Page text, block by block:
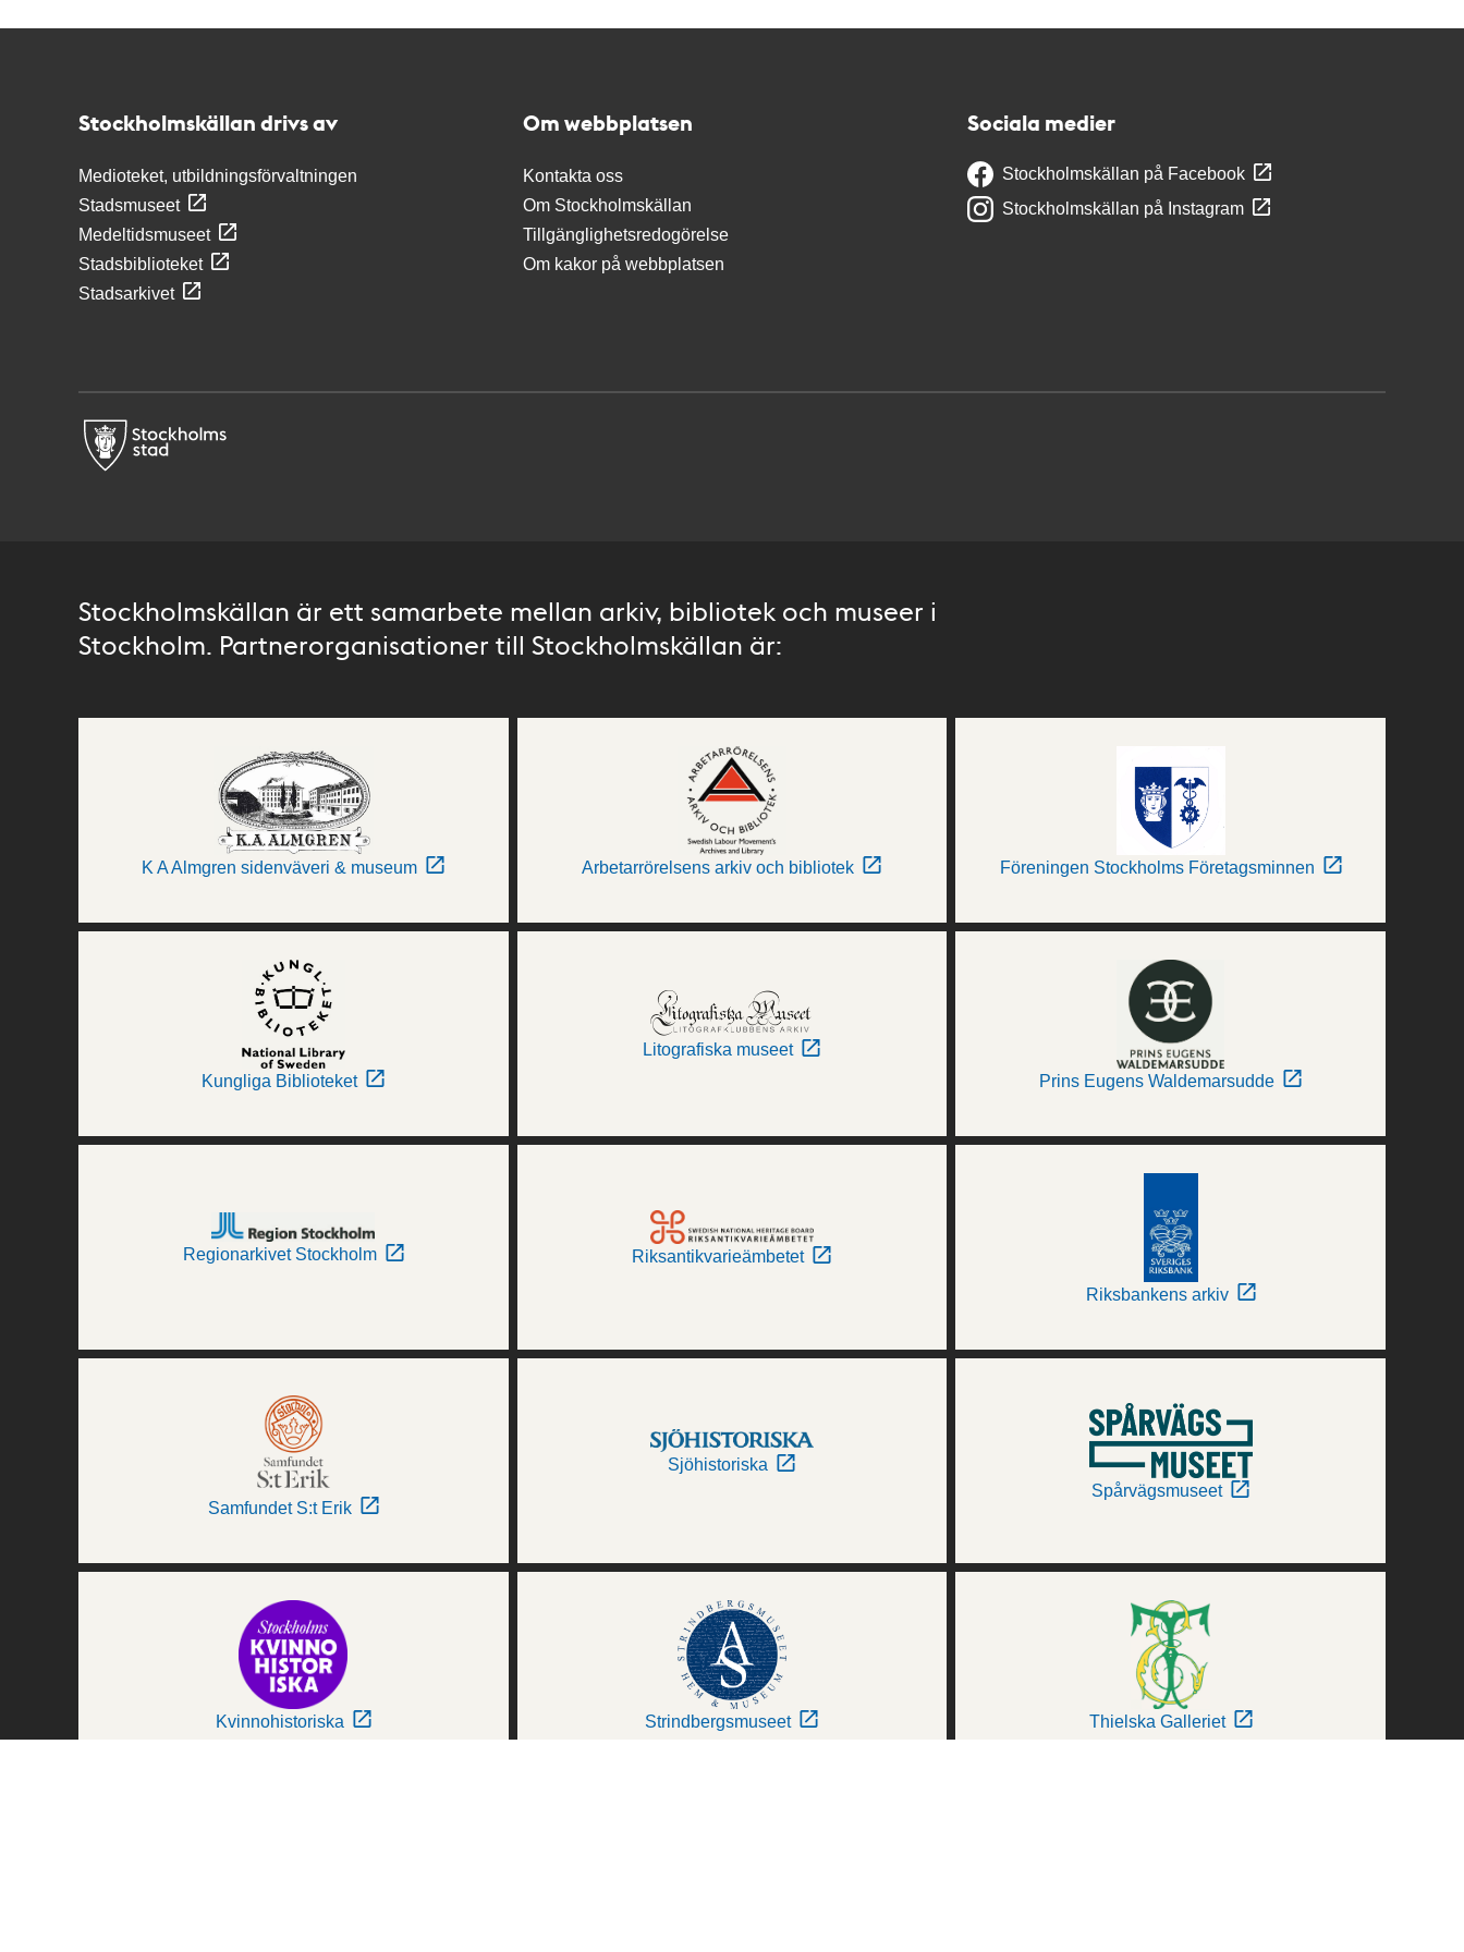
Stockholmskällan drivs av
Medioteket, utbildningsförvaltningen
Stadsmuseet
Medeltidsmuseet
Stadsbiblioteket
Stadsarkivet
Om webbplatsen
Kontakta oss
Om Stockholmskällan
Tillgänglighetsredogörelse
Om kakor på webbplatsen
Sociala medier
Stockholmskällan på Facebook
Stockholmskällan på Instagram
Stockholmskällan är ett samarbete mellan arkiv, bibliotek och museer i
Stockholm. Partnerorganisationer till Stockholmskällan är:
K A Almgren sidenväveri & museum Arbetarrörelsens arkiv och bibliotek Föreningen Stockholms Företagsminnen
Kungliga Biblioteket
Litografiska museet
Prins Eugens Waldemarsudde
Regionarkivet Stockholm Riksantikvarieämbetet
Riksbankens arkiv
Samfundet S:t Erik
Sjöhistoriska
Spårvägsmuseet
Kvinnohistoriska Strindbergsmuseet Thielska Galleriet